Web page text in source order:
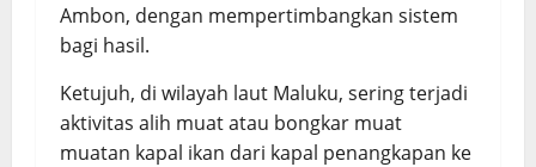
Ambon, dengan mempertimbangkan sistem
bagi hasil.
Ketujuh, di wilayah laut Maluku, sering terjadi
aktivitas alih muat atau bongkar muat
muatan kapal ikan dari kapal penangkapan ke